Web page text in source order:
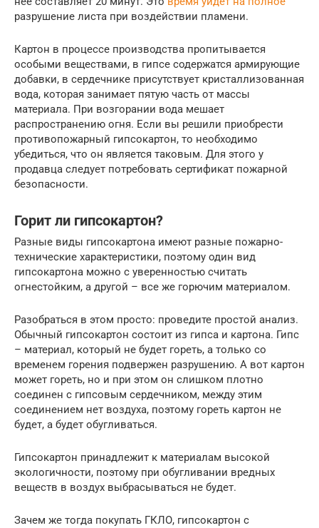
разрушение листа при воздействии пламени.
Картон в процессе производства пропитывается
особыми веществами, в гипсе содержатся армирующие
добавки, в сердечнике присутствует кристаллизованная
вода, которая занимает пятую часть от массы
материала. При возгорании вода мешает
распространению огня. Если вы решили приобрести
противопожарный гипсокартон, то необходимо
убедиться, что он является таковым. Для этого у
продавца следует потребовать сертификат пожарной
безопасности.
Горит ли гипсокартон?
Разные виды гипсокартона имеют разные пожарно-
технические характеристики, поэтому один вид
гипсокартона можно с уверенностью считать
огнестойким, а другой – все же горючим материалом.
Разобраться в этом просто: проведите простой анализ.
Обычный гипсокартон состоит из гипса и картона. Гипс
– материал, который не будет гореть, а только со
временем горения подвержен разрушению. А вот картон
может гореть, но и при этом он слишком плотно
соединен с гипсовым сердечником, между этим
соединением нет воздуха, поэтому гореть картон не
будет, а будет обугливаться.
Гипсокартон принадлежит к материалам высокой
экологичности, поэтому при обугливании вредных
веществ в воздух выбрасываться не будет.
Зачем же тогда покупать ГКЛО, гипсокартон с